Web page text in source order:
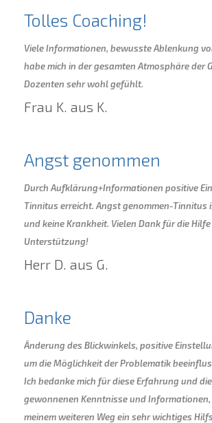
Tolles Coaching!
Viele Informationen, bewusste Ablenkung
habe mich in der gesamten Atmosphäre der
Dozenten sehr wohl gefühlt.
Frau K. aus K.
Angst genommen
Durch Aufklärung+Informationen positive
Tinnitus erreicht. Angst genommen-Tinnitus
und keine Krankheit. Vielen Dank für die
Unterstützung!
Herr D. aus G.
Danke
Änderung des Blickwinkels, positive
um die Möglichkeit der Problematik
Ich bedanke mich für diese Erfahrung und
gewonnenen Kenntnisse und
meinem weiteren Weg ein sehr wichtiges